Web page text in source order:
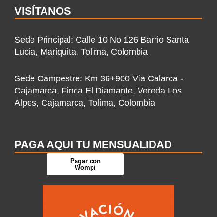
o
k
f
r
a
n
i
n
e
VISÍTANOS
Sede Principal: Calle 10 No 126 Barrio Santa
Lucia, Mariquita, Tolima, Colombia
Sede Campestre: Km 36+900 Vía Calarca -
Cajamarca, Finca El Diamante, Vereda Los
Alpes, Cajamarca, Tolima, Colombia
PAGA AQUI TU MENSUALIDAD
Pagar con
Wompi